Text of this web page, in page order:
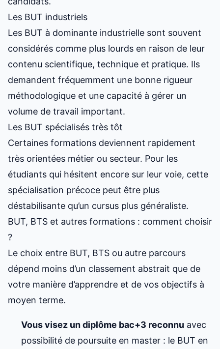
Les BUT industriels
Les BUT à dominante industrielle sont souvent
considérés comme plus lourds en raison de leur
contenu scientifique, technique et pratique. Ils
demandent fréquemment une bonne rigueur
méthodologique et une capacité à gérer un
volume de travail important.
Les BUT spécialisés très tôt
Certaines formations deviennent rapidement
très orientées métier ou secteur. Pour les
étudiants qui hésitent encore sur leur voie, cette
spécialisation précoce peut être plus
déstabilisante qu’un cursus plus généraliste.
BUT, BTS et autres formations : comment choisir
?
Le choix entre BUT, BTS ou autre parcours
dépend moins d’un classement abstrait que de
votre manière d’apprendre et de vos objectifs à
moyen terme.
Vous visez un diplôme bac+3 reconnu avec
possibilité de poursuite en master : le BUT en